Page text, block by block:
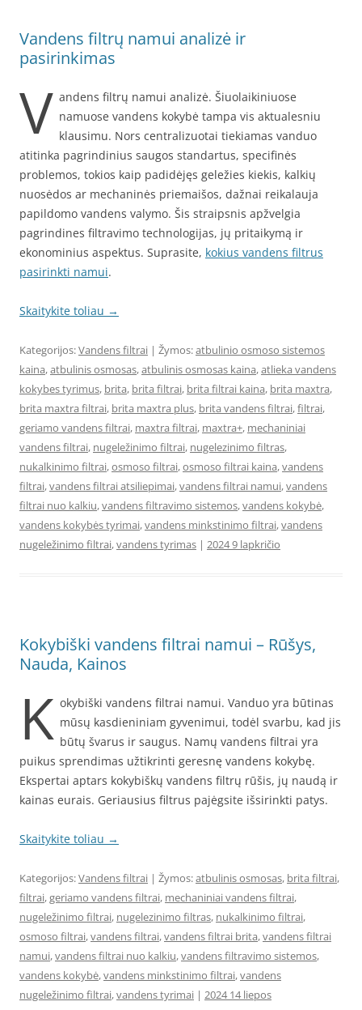
Vandens filtrų namui analizė ir
pasirinkimas
V andens filtrų namui analizė. Šiuolaikiniuose
namuose vandens kokybė tampa vis aktualesniu
klausimu. Nors centralizuotai tiekiamas vanduo
atitinka pagrindinius saugos standartus, specifinės
problemos, tokios kaip padidėjęs geležies kiekis, kalkių
nuosėdos ar mechaninės priemaišos, dažnai reikalauja
papildomo vandens valymo. Šis straipsnis apžvelgia
pagrindines filtravimo technologijas, jų pritaikymą ir
ekonominius aspektus. Suprasite, kokius vandens filtrus
pasirinkti namui.
Skaitykite toliau →
Kategorijos:Vandens filtrai | Žymos:atbulinio osmoso sistemos
kaina,atbulinis osmosas,atbulinis osmosas kaina,atlieka vandens
kokybes tyrimus, brita, brita filtrai, brita filtrai kaina, brita maxtra,
brita maxtra filtrai, brita maxtra plus, brita vandens filtrai,filtrai,
geriamo vandens filtrai, maxtra filtrai, maxtra+, mechaniniai
vandens filtrai, nugeležinimo filtrai, nugelezinimo filtras,
nukalkinimo filtrai,osmoso filtrai,osmoso filtrai kaina,vandens
filtrai,vandens filtrai atsiliepimai,vandens filtrai namui,vandens
filtrai nuo kalkiu,vandens filtravimo sistemos,vandens kokybė,
vandens kokybės tyrimai,vandens minkstinimo filtrai,vandens
nugeležinimo filtrai,vandens tyrimas | 2024 9 lapkričio
Kokybiški vandens filtrai namui – Rūšys,
Nauda, Kainos
K okybiški vandens filtrai namui. Vanduo yra būtinas
mūsų kasdieniniam gyvenimui, todėl svarbu, kad jis
būtų švarus ir saugus. Namų vandens filtrai yra
puikus sprendimas užtikrinti geresnę vandens kokybę.
Ekspertai aptars kokybiškų vandens filtrų rūšis, jų naudą ir
kainas eurais. Geriausius filtrus pajėgsite išsirinkti patys.
Skaitykite toliau →
Kategorijos:Vandens filtrai | Žymos:atbulinis osmosas, brita filtrai,
filtrai,geriamo vandens filtrai, mechaniniai vandens filtrai,
nugeležinimo filtrai, nugelezinimo filtras, nukalkinimo filtrai,
osmoso filtrai,vandens filtrai,vandens filtrai brita,vandens filtrai
namui,vandens filtrai nuo kalkiu,vandens filtravimo sistemos,
vandens kokybė,vandens minkstinimo filtrai,vandens
nugeležinimo filtrai,vandens tyrimai | 2024 14 liepos